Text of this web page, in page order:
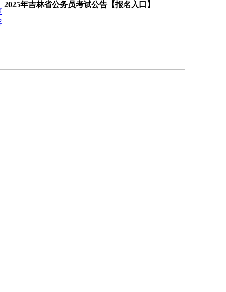
2025年吉林省公务员考试公告【报名入口】